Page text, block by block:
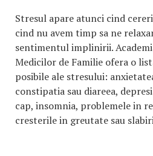
Stresul apare atunci cind
cind nu avem timp sa ne
sentimentul implinirii.
Medicilor de Familie ofera o
posibile ale stresului:
constipatia sau diareea,
cap, insomnia, problemele in
cresterile in greutate sau